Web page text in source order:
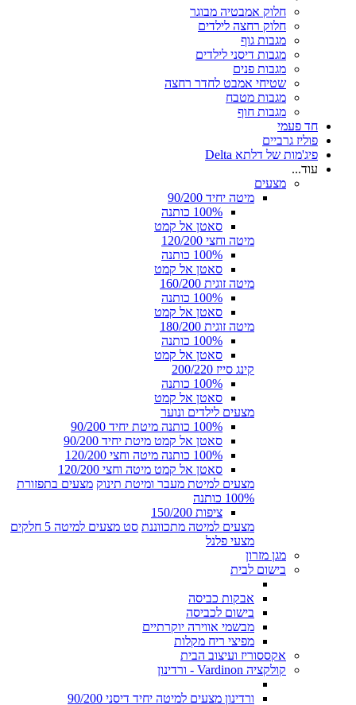
חלוק אמבטיה מבוגר
חלוק רחצה לילדים
מגבות גוף
מגבות דיסני לילדים
מגבות פנים
שטיחי אמבט לחדר רחצה
מגבות מטבח
מגבות חוף
חד פעמי
פוליז גרביים
פיג'מות של דלתא Delta
עוד...
מצעים
מיטה יחיד 90/200
100% כותנה
סאטן אל קמט
מיטה וחצי 120/200
100% כותנה
סאטן אל קמט
מיטה זוגית 160/200
100% כותנה
סאטן אל קמט
מיטה זוגית 180/200
100% כותנה
סאטן אל קמט
קינג סייז 200/220
100% כותנה
סאטן אל קמט
מצעים לילדים ונוער
100% כותנה מיטת יחיד 90/200
סאטן אל קמט מיטת יחיד 90/200
100% כותנה מיטה וחצי 120/200
סאטן אל קמט מיטה וחצי 120/200
מצעים למיטת מעבר ומיטת תינוק מצעים בתפזורת
100% כותנה
ציפות 150/200
מצעים למיטה מתכווננת סט מצעים למיטה 5 חלקים
מצעי פלנל
מגן מזרון
בישום לבית
אבקות כביסה
בישום לכביסה
מבשמי אווירה יוקרתיים
מפיצי ריח מקלות
אקססוריז ועיצוב הבית
קולקציה Vardinon - ורדינון
ורדינון מצעים למיטה יחיד דיסני 90/200